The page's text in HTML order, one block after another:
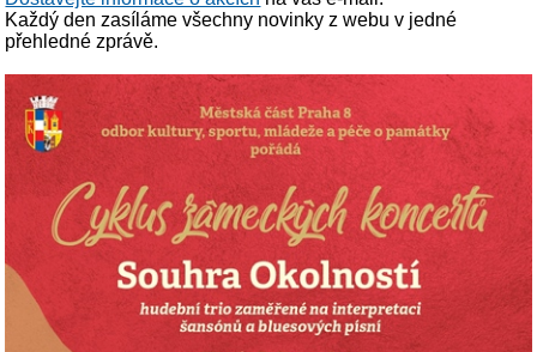
Každý den zasíláme všechny novinky z webu v jedné
přehledné zprávě.